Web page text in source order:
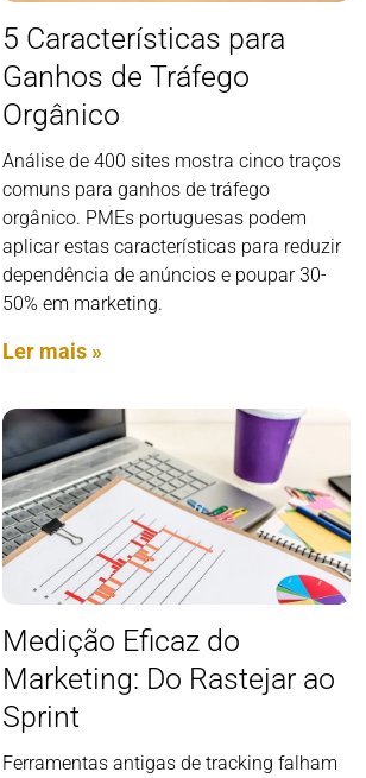
5 Características para
Ganhos de Tráfego
Orgânico
Análise de 400 sites mostra cinco traços
comuns para ganhos de tráfego
orgânico. PMEs portuguesas podem
aplicar estas características para reduzir
dependência de anúncios e poupar 30-
50% em marketing.
Ler mais »
Medição Eficaz do
Marketing: Do Rastejar ao
Sprint
Ferramentas antigas de tracking falham